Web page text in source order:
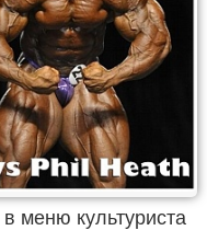
меню культуриста